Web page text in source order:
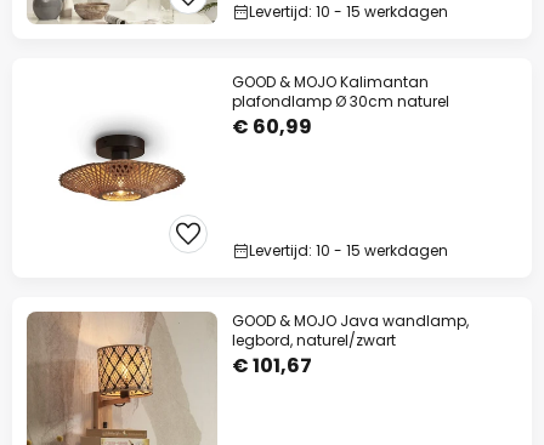
Levertijd: 10 - 15 werkdagen
GOOD & MOJO Kalimantan
plafondlamp Ø 30cm naturel
€ 60,99
Levertijd: 10 - 15 werkdagen
GOOD & MOJO Java wandlamp,
legbord, naturel/zwart
€ 101,67